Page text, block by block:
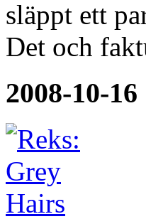
släppt ett
Det och
2008-10-16